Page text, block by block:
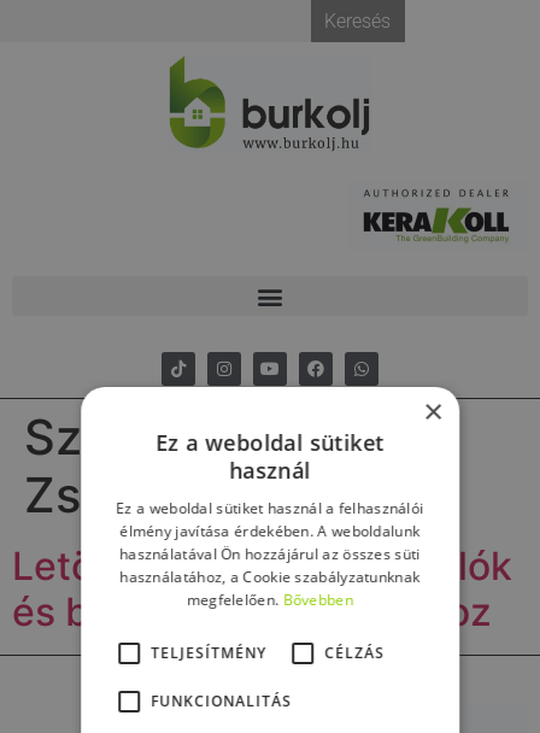
Keresés
Szerző:Bessenyei
Zsolt
Letölthető útmutató padlók
és burkolatok lerakásához
×
Ez a weboldal sütiket
használ
Ez a weboldal sütiket használ a felhasználói
élmény javítása érdekében. A weboldalunk
használatával Ön hozzájárul az összes süti
használatához, a Cookie szabályzatunknak
megfelelően. Bővebben
TELJESÍTMÉNY CÉLZÁS
FUNKCIONALITÁS